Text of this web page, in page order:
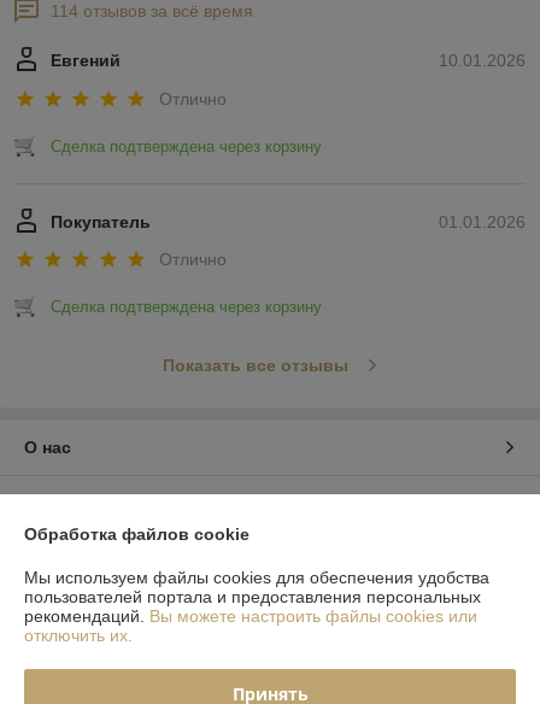
114 отзывов за всё время
10.01.2026
Евгений
Отлично
Сделка подтверждена через корзину
01.01.2026
Покупатель
Отлично
Сделка подтверждена через корзину
Показать все отзывы
О нас
График работы
Полная версия сайта
Обработка файлов cookie
Мы используем файлы cookies для обеспечения удобства
пользователей портала и предоставления персональных
рекомендаций. Вы можете настроить файлы cookies или
отключить их.
Принять